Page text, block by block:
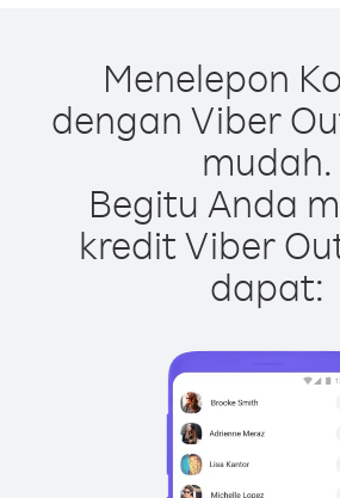
Menelepon
dengan Viber
mudah.
Begitu Anda
kredit Viber
dapat: